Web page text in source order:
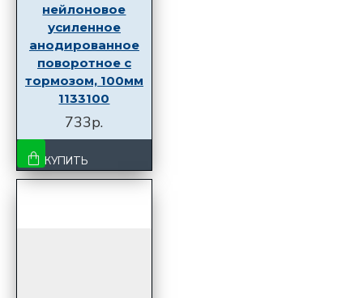
нейлоновое
усиленное
анодированное
поворотное с
тормозом, 100мм
1133100
733р.
КУПИТЬ